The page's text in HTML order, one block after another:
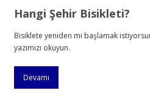
Hangi Şehir Bisikleti?
Bisiklete yeniden mi başlamak
yazımızı okuyun.
Devamı